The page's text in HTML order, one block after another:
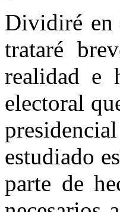
Dividiré en
trataré
realidad e
electoral
estudiado
parte de